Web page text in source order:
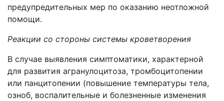
предупредительных мер по оказанию неотложной
помощи.
Реакции со стороны системы кроветворения
В случае выявления симптоматики, характерной
для развития агранулоцитоза, тромбоцитопении
или панцитопении (повышение температуры тела,
озноб, воспалительные и болезненные изменения